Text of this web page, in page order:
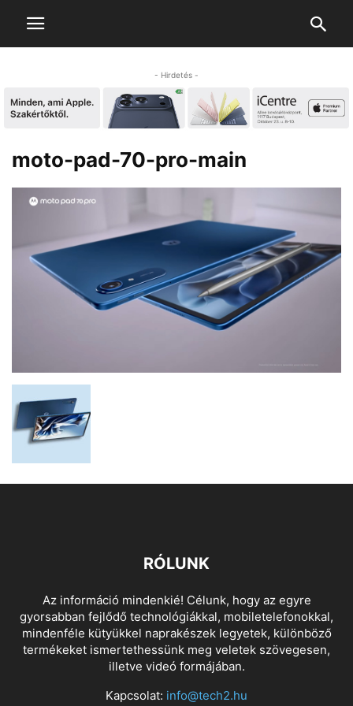
- Hirdetés -
moto-pad-70-pro-main
RÓLUNK
Az információ mindenkié! Célunk, hogy az egyre
gyorsabban fejlődő technológiákkal, mobiletelefonokkal,
mindenféle kütyükkel naprakészek legyetek, különböző
termékeket ismertethessünk meg veletek szövegesen,
illetve videó formájában.
Kapcsolat: info@tech2.hu